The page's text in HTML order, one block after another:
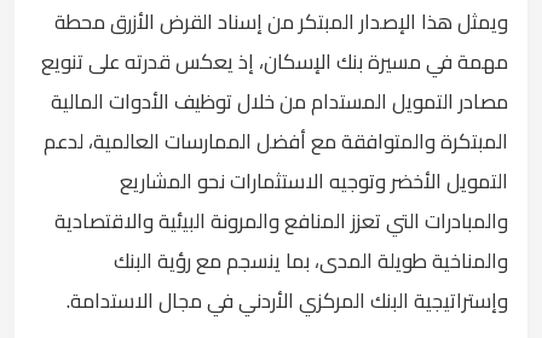
ويمثل هذا الإصدار المبتكر من إسناد القرض الأزرق محطة
مهمة في مسيرة بنك الإسكان، إذ يعكس قدرته على تنويع
مصادر التمويل المستدام من خلال توظيف الأدوات المالية
المبتكرة والمتوافقة مع أفضل الممارسات العالمية، لدعم
التمويل الأخضر وتوجيه الاستثمارات نحو المشاريع
والمبادرات التي تعزز المنافع والمرونة البيئية والاقتصادية
والمناخية طويلة المدى، بما ينسجم مع رؤية البنك
وإستراتيجية البنك المركزي الأردني في مجال الاستدامة.